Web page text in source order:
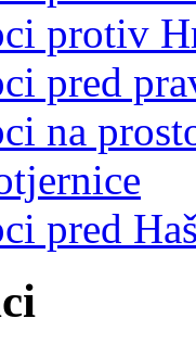
protiv
pred
na
pred